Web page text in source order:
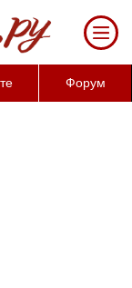
тяжесть
Форум